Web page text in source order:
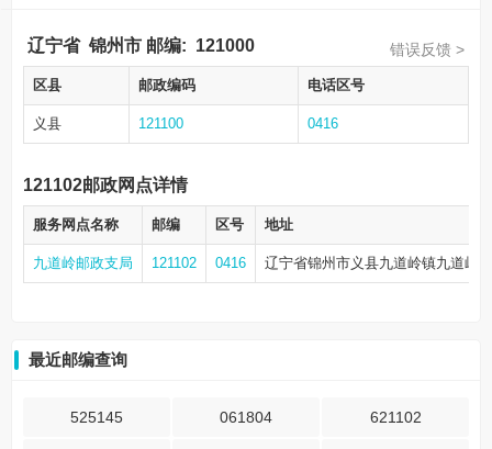
辽宁省 锦州市 邮编: 121000 错误反馈 >
区县 邮政编码 电话区号
义县 121100 0416
121102邮政网点详情
服务网点名称 邮编 区号 地址
九道岭邮政支局 121102 0416 辽宁省锦州市义县九道岭镇九道岭村
最近邮编查询
525145 061804 621102